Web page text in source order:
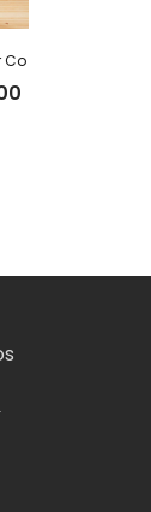
Co
Rango